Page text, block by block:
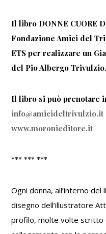
Il libro DONNE CUORE
Fondazione Amici del
ETS per realizzare un
del Pio Albergo Trivulzio.
Il libro si può prenotare
info@amicideltrivulzio.it
www.moronieditore.it
*** *** ***
Ogni donna, all’interno
disegno dell’illustratore
profilo, molte volte scritto